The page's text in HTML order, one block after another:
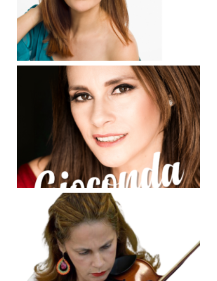
ENTRENAMIENTO VOCAL
MARIA LA CURANDERA GIOCONDA
20 AÑOS GIOCONDA
BRISAS DEL TORBE
PATRICIA VALLADARES y GIOCONDA
MOZART EFECTO - AGNUS DEI " GIOCONDA "
BAUTIZO LIBRO ELVIA MENDOZA